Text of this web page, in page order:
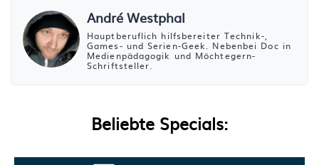
André Westphal
Hauptberuflich hilfsbereiter Technik-,
Games- und Serien-Geek. Nebenbei Doc in
Medienpädagogik und Möchtegern-
Schriftsteller.
Beliebte Specials: